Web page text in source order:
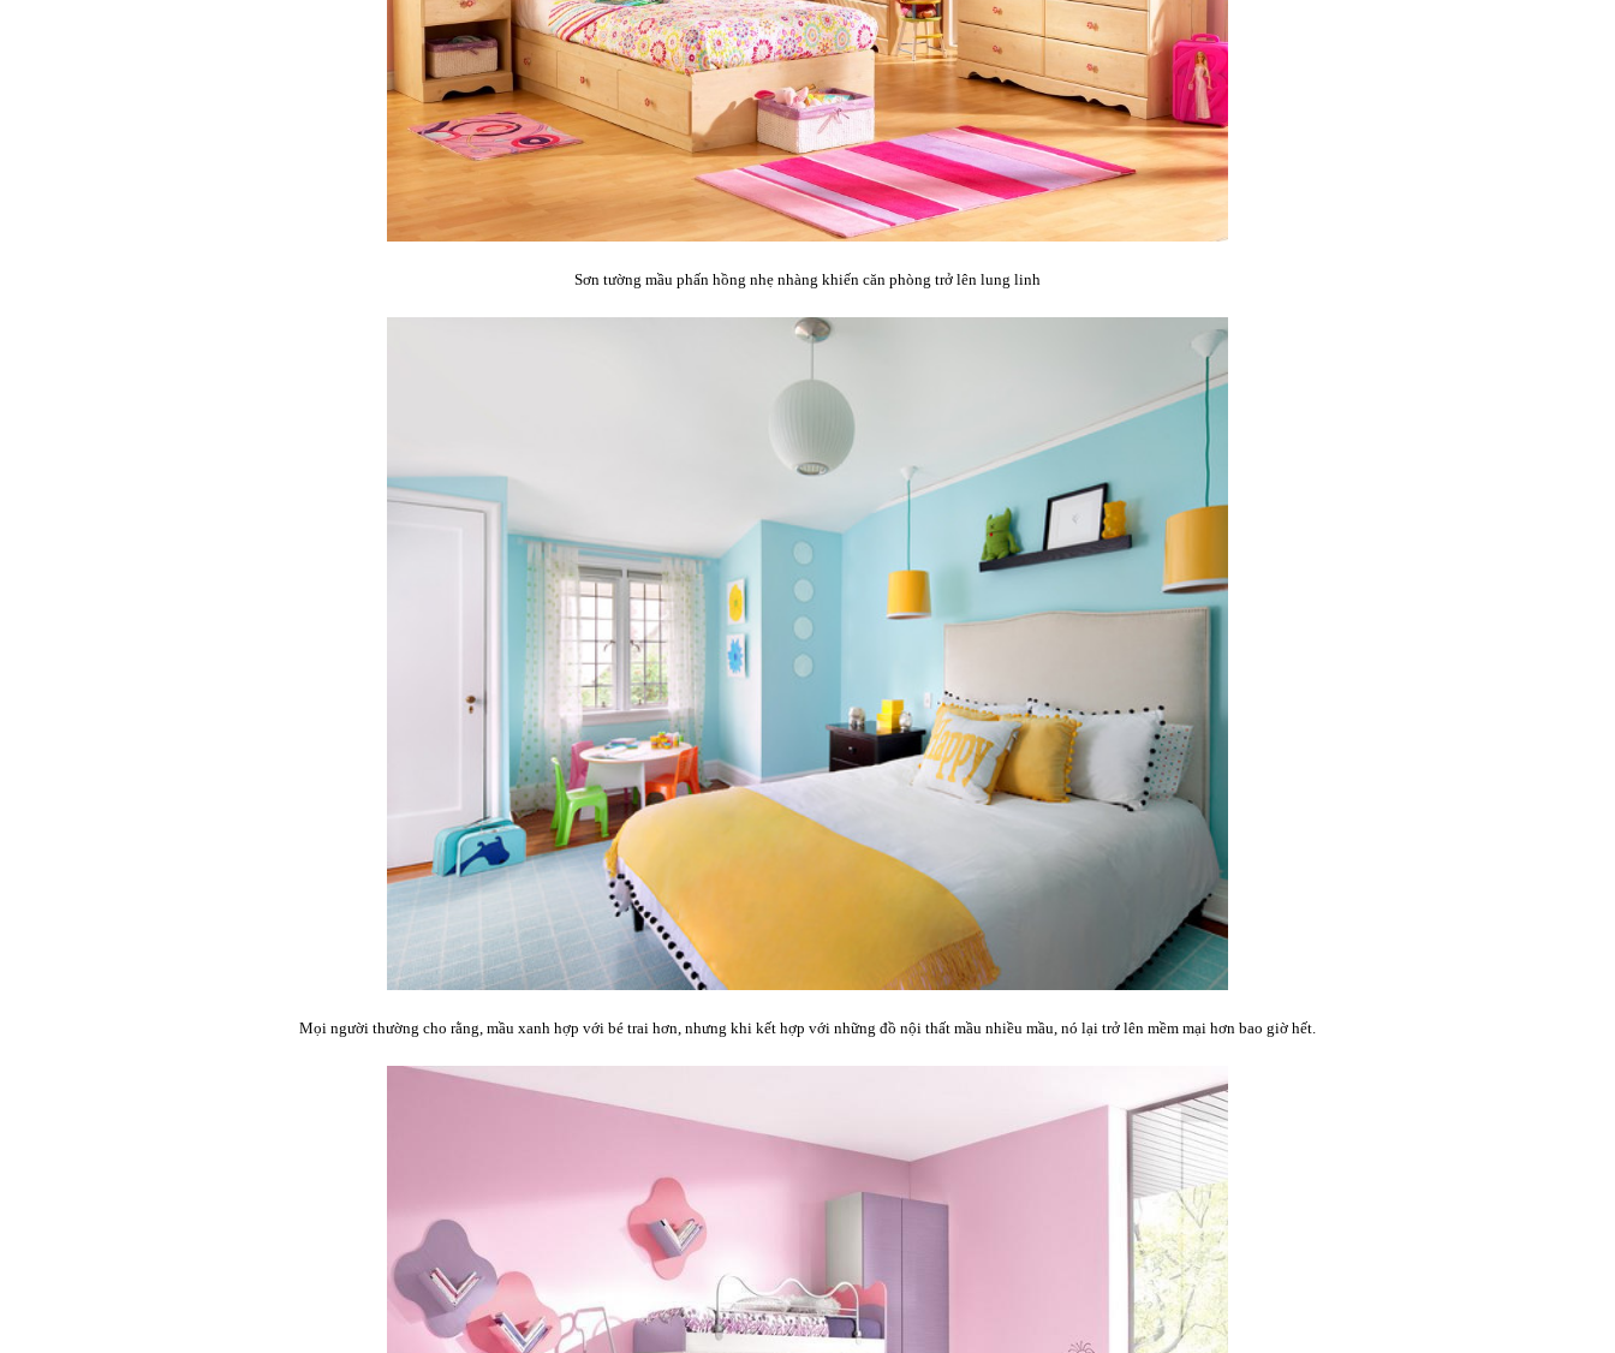
Sơn tường mầu phấn hồng nhẹ nhàng khiến căn phòng trở lên lung linh
Mọi người thường cho rằng, mầu xanh hợp với bé trai hơn, nhưng khi kết hợp với những đồ nội thất mầu nhiều mầu, nó lại trở lên mềm mại hơn bao giờ hết.